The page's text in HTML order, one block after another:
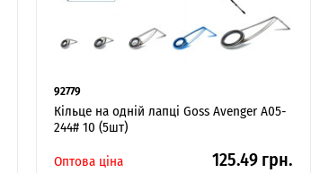
92779
Кільце на одній лапці Goss Avenger A05-
244# 10 (5шт)
Оптова ціна
125.49 грн.